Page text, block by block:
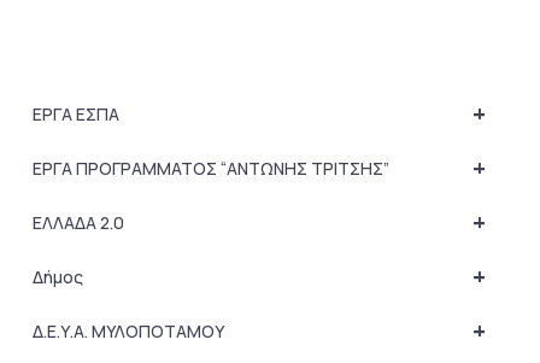
+
ΕΡΓΑ ΕΣΠΑ
+
ΕΡΓΑ ΠΡΟΓΡΑΜΜΑΤΟΣ “ΑΝΤΩΝΗΣ ΤΡΙΤΣΗΣ”
+
ΕΛΛΑΔΑ 2.0
+
Δήμος
+
Δ.Ε.Υ.Α. ΜΥΛΟΠΟΤΑΜΟΥ